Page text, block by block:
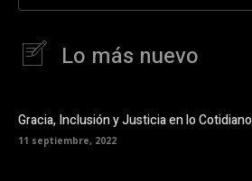
Lo más nuevo
Gracia, Inclusión y Justicia en lo Cotidiano
11 septiembre, 2022